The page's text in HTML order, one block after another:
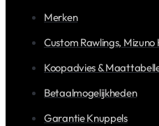
Merken
Custom Rawlings, Mizuno
Koopadvies &
Betaalmogelijkheden
Garantie Knuppels